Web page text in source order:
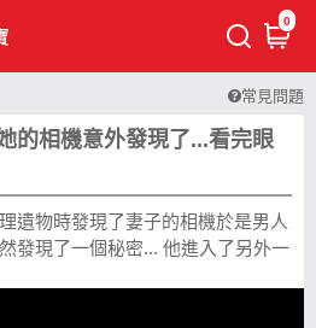
0
常見問題
的相機意外發現了...看完眼
遺物時發現了妻子的相機於是男人
發現了一個秘密... 他進入了另外一